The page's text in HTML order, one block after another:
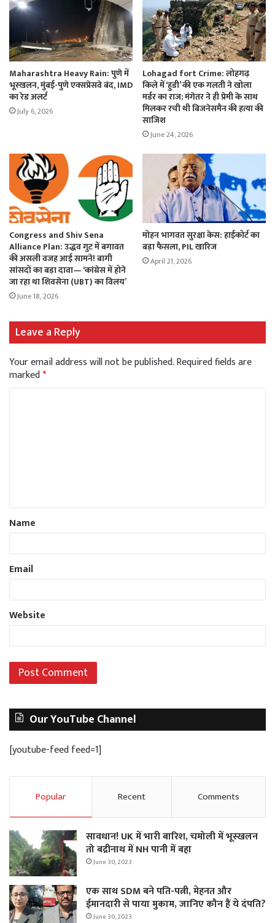
Maharashtra Heavy Rain: पुणे में
भूस्खलन, मुंबई-पुणे एक्सप्रेसवे बंद, IMD
का रेड अलर्ट
July 6, 2026
Lohagad fort Crime: लोहगढ़
किले में ‘हुडी’ की एक गलती ने खोला
मर्डर का राज; मंगेतर ने ही प्रेमी के साथ
मिलकर रची थी बिजनेसमैन की हत्या की
साजिश
June 24, 2026
Congress and Shiv Sena
Alliance Plan: उद्धव गुट में बगावत
की असली वजह आई सामने! बागी
सांसदों का बड़ा दावा— ‘कांग्रेस में होने
जा रहा था शिवसेना (UBT) का विलय’
June 18, 2026
मोहन भागवत सुरक्षा केस: हाईकोर्ट का
बड़ा फैसला, PIL खारिज
April 21, 2026
Leave a Reply
Your email address will not be published.Required fields are
marked*
Name
Email
Website
Our YouTube Channel
[youtube-feed feed=1]
Popular Recent Comments
सावधान! UK में भारी बारिश, चमोली में भूस्‍खलन
तो बद्रीनाथ में NH पानी में बहा
June 30, 2023
एक साथ SDM बने पति-पत्नी, मेहनत और
ईमानदारी से पाया मुकाम, जानिए कौन हैं ये दंपति?
June 30, 2023